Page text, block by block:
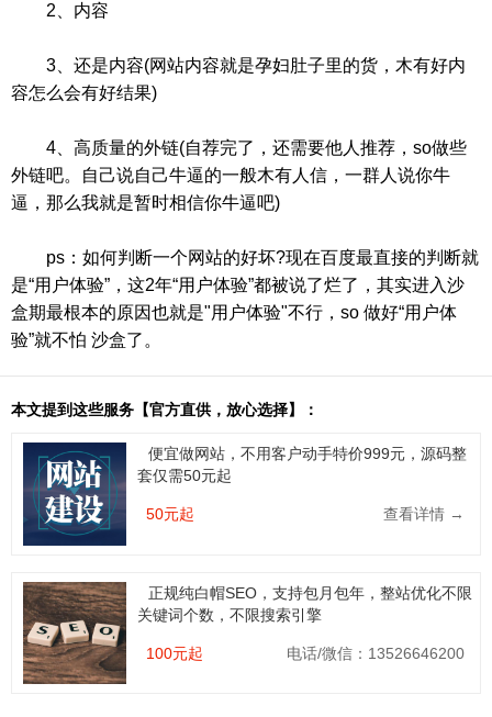
2、内容
3、还是内容(网站内容就是孕妇肚子里的货，木有好内
容怎么会有好结果)
4、高质量的外链(自荐完了，还需要他人推荐，so做些
外链吧。自己说自己牛逼的一般木有人信，一群人说你牛
逼，那么我就是暂时相信你牛逼吧)
ps：如何判断一个网站的好坏?现在百度最直接的判断就
是“用户体验”，这2年“用户体验”都被说了烂了，其实进入沙
盒期最根本的原因也就是"用户体验"不行，so 做好“用户体
验”就不怕 沙盒了。
本文提到这些服务【官方直供，放心选择】：
便宜做网站，不用客户动手特价999元，源码整
套仅需50元起
50元起 查看详情 →
正规纯白帽SEO，支持包月包年，整站优化不限
关键词个数，不限搜索引擎
100元起 电话/微信：13526646200